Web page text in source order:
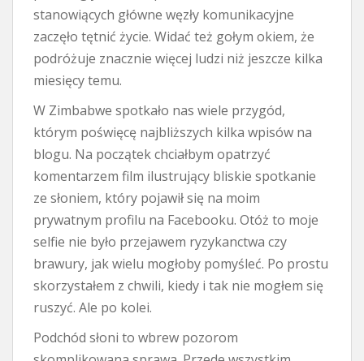
stanowiących główne węzły komunikacyjne
zaczęło tętnić życie. Widać też gołym okiem, że
podróżuje znacznie więcej ludzi niż jeszcze kilka
miesięcy temu.
W Zimbabwe spotkało nas wiele przygód,
którym poświęcę najbliższych kilka wpisów na
blogu. Na początek chciałbym opatrzyć
komentarzem film ilustrujący bliskie spotkanie
ze słoniem, który pojawił się na moim
prywatnym profilu na Facebooku. Otóż to moje
selfie nie było przejawem ryzykanctwa czy
brawury, jak wielu mogłoby pomyśleć. Po prostu
skorzystałem z chwili, kiedy i tak nie mogłem się
ruszyć. Ale po kolei.
Podchód słoni to wbrew pozorom